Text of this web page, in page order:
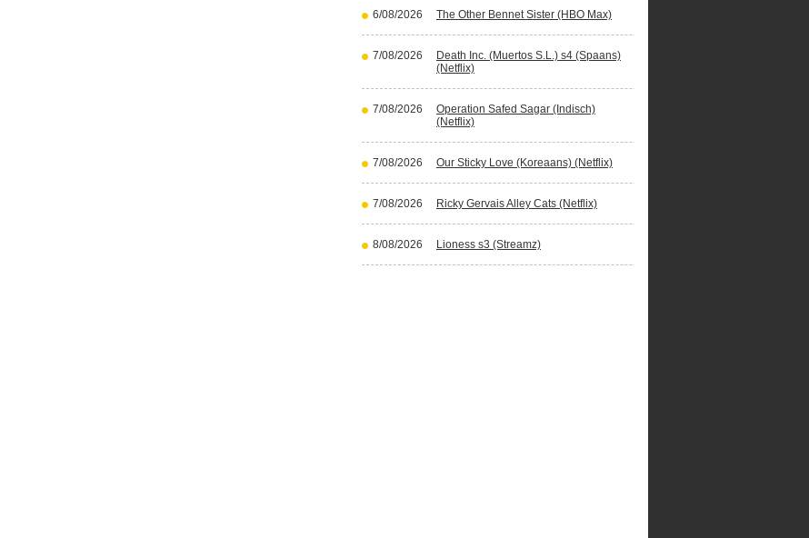
6/08/2026 The Other Bennet Sister (HBO Max)
7/08/2026
Death Inc. (Muertos S.L.) s4 (Spaans)
(Netflix)
7/08/2026
Operation Safed Sagar (Indisch)
(Netflix)
7/08/2026 Our Sticky Love (Koreaans) (Netflix)
7/08/2026 Ricky Gervais Alley Cats (Netflix)
8/08/2026 Lioness s3 (Streamz)